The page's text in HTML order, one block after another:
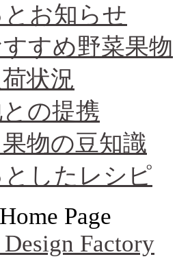
お知らせ
すめ野菜果物
状況
の提携
物の豆知識
したレシピ
Page
Factory